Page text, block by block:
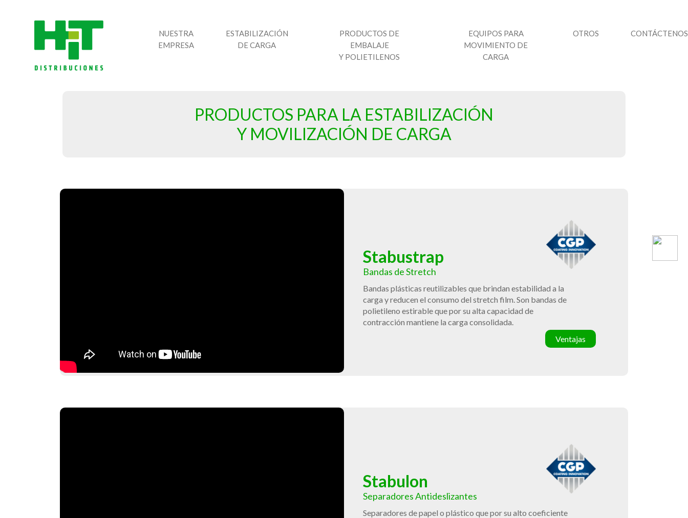
NUESTRA
EMPRESA
ESTABILIZACIÓN
DE CARGA
PRODUCTOS DE
EMBALAJE
Y POLIETILENOS
EQUIPOS PARA
MOVIMIENTO DE
CARGA
OTROS CONTÁCTENOS
PRODUCTOS PARA LA ESTABILIZACIÓN
Y MOVILIZACIÓN DE CARGA
Stabustrap
Bandas de Stretch
Bandas plásticas reutilizables que brindan estabilidad a la
carga y reducen el consumo del stretch film. Son bandas de
polietileno estirable que por su alta capacidad de
contracción mantiene la carga consolidada.
Ventajas
Stabulon
Separadores Antideslizantes
Separadores de papel o plástico que por su alto coeficiente